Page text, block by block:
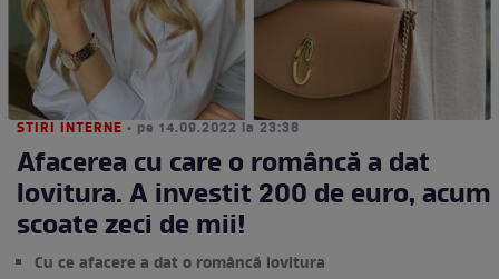
STIRI INTERNE • pe 14.09.2022 la 23:38
Afacerea cu care o româncă a dat
lovitura. A investit 200 de euro, acum
scoate zeci de mii!
Cu ce afacere a dat o româncă lovitura